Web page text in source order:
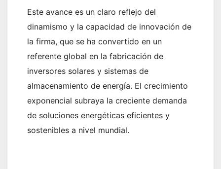
Este avance es un claro reflejo del
dinamismo y la capacidad de innovación de
la firma, que se ha convertido en un
referente global en la fabricación de
inversores solares y sistemas de
almacenamiento de energía. El crecimiento
exponencial subraya la creciente demanda
de soluciones energéticas eficientes y
sostenibles a nivel mundial.